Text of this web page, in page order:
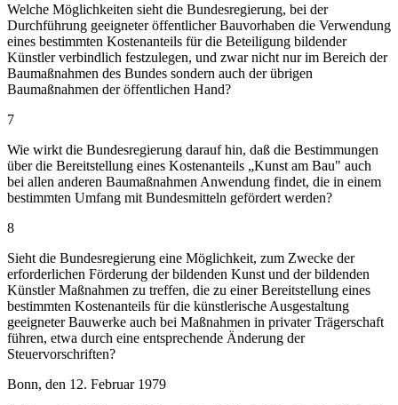
Welche Möglichkeiten sieht die Bundesregierung, bei der
Durchführung geeigneter öffentlicher Bauvorhaben die Verwendung
eines bestimmten Kostenanteils für die Beteiligung bildender
Künstler verbindlich festzulegen, und zwar nicht nur im Bereich der
Baumaßnahmen des Bundes sondern auch der übrigen
Baumaßnahmen der öffentlichen Hand?
7
Wie wirkt die Bundesregierung darauf hin, daß die Bestimmungen
über die Bereitstellung eines Kostenanteils „Kunst am Bau" auch
bei allen anderen Baumaßnahmen Anwendung findet, die in einem
bestimmten Umfang mit Bundesmitteln gefördert werden?
8
Sieht die Bundesregierung eine Möglichkeit, zum Zwecke der
erforderlichen Förderung der bildenden Kunst und der bildenden
Künstler Maßnahmen zu treffen, die zu einer Bereitstellung eines
bestimmten Kostenanteils für die künstlerische Ausgestaltung
geeigneter Bauwerke auch bei Maßnahmen in privater Trägerschaft
führen, etwa durch eine entsprechende Änderung der
Steuervorschriften?
Bonn, den 12. Februar 1979